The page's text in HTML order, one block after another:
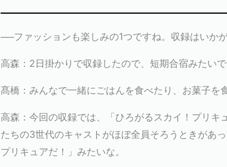
──ファッションも楽しみの1つですね。収録はいか
高森：2日掛かりで収録したので、短期合宿みたいで
髙橋：みんなで一緒にごはんを食べたり、お菓子を
高森：今回の収録では、「ひろがるスカイ！プリ
たちの3世代のキャストがほぼ全員そろうときがあ
プリキュアだ！」みたいな。